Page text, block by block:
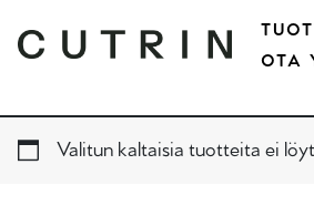
OTA
Valitun kaltaisia tuotteita ei